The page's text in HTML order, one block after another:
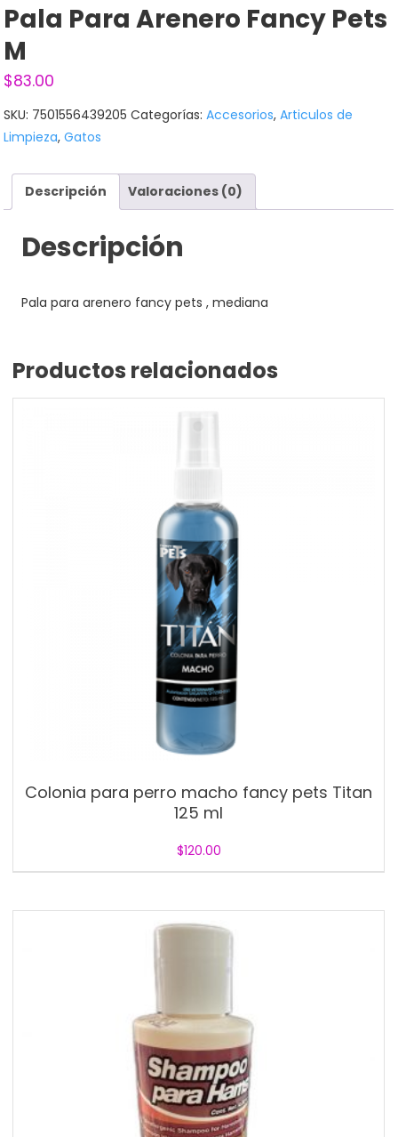
Pala Para Arenero Fancy Pets
M
$83.00
SKU: 7501556439205 Categorías:Accesorios,Articulos de
Limpieza,Gatos
Descripción Valoraciones (0)
Descripción
Pala para arenero fancy pets , mediana
Productos relacionados
Colonia para perro macho fancy pets Titan
125 ml
$120.00